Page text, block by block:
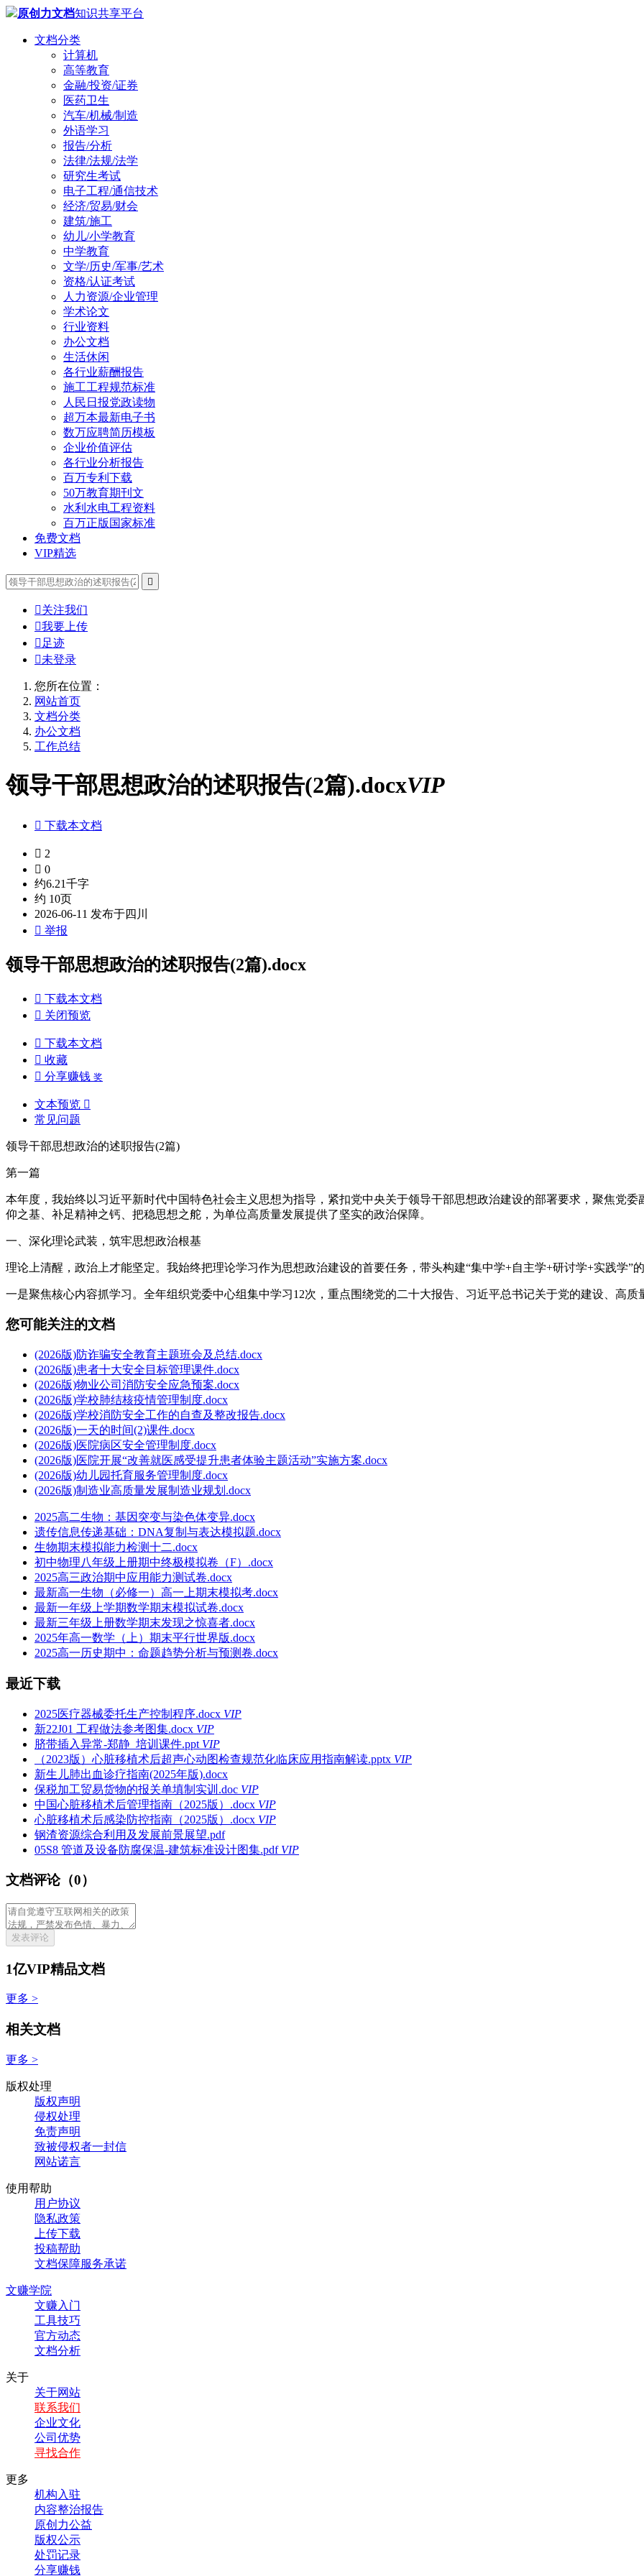
原创力文档知识共享平台
文档分类
计算机
高等教育
金融/投资/证券
医药卫生
汽车/机械/制造
外语学习
报告/分析
法律/法规/法学
研究生考试
电子工程/通信技术
经济/贸易/财会
建筑/施工
幼儿/小学教育
中学教育
文学/历史/军事/艺术
资格/认证考试
人力资源/企业管理
学术论文
行业资料
办公文档
生活休闲
各行业薪酬报告
施工工程规范标准
人民日报党政读物
超万本最新电子书
数万应聘简历模板
企业价值评估
各行业分析报告
百万专利下载
50万教育期刊文
水利水电工程资料
百万正版国家标准
免费文档
VIP精选

关注我们
我要上传
 足迹
未登录
您所在位置：
网站首页
文档分类
办公文档
工作总结
领导干部思想政治的述职报告(2篇).docxVIP
 下载本文档
 2
 0
约6.21千字
约 10页
2026-06-11 发布于四川
 举报
领导干部思想政治的述职报告(2篇).docx
 下载本文档
 关闭预览
 下载本文档
 收藏
 分享赚钱 奖
文本预览 
常见问题
领导干部思想政治的述职报告(2篇)
第一篇
本年度，我始终以习近平新时代中国特色社会主义思想为指导，紧扣党中央关于领导干部思想政治建设的部署要求，聚焦党
仰之基、补足精神之钙、把稳思想之舵，为单位高质量发展提供了坚实的政治保障。
一、深化理论武装，筑牢思想政治根基
理论上清醒，政治上才能坚定。我始终把理论学习作为思想政治建设的首要任务，带头构建“集中学+自主学+研讨学+实践学”
一是聚焦核心内容抓学习。全年组织党委中心组集中学习12次，重点围绕党的二十大报告、习近平总书记关于党的建设、高质
您可能关注的文档
(2026版)防诈骗安全教育主题班会及总结.docx
(2026版)患者十大安全目标管理课件.docx
(2026版)物业公司消防安全应急预案.docx
(2026版)学校肺结核疫情管理制度.docx
(2026版)学校消防安全工作的自查及整改报告.docx
(2026版)一天的时间(2)课件.docx
(2026版)医院病区安全管理制度.docx
(2026版)医院开展“改善就医感受提升患者体验主题活动”实施方案.docx
(2026版)幼儿园托育服务管理制度.docx
(2026版)制造业高质量发展制造业规划.docx
2025高二生物：基因突变与染色体变异.docx
遗传信息传递基础：DNA复制与表达模拟题.docx
生物期末模拟能力检测十二.docx
初中物理八年级上册期中终极模拟卷（F）.docx
2025高三政治期中应用能力测试卷.docx
最新高一生物（必修一）高一上期末模拟考.docx
最新一年级上学期数学期末模拟试卷.docx
最新三年级上册数学期末发现之惊喜者.docx
2025年高一数学（上）期末平行世界版.docx
2025高一历史期中：命题趋势分析与预测卷.docx
最近下载
2025医疗器械委托生产控制程序.docx VIP
新22J01 工程做法参考图集.docx VIP
脐带插入异常-郑静_培训课件.ppt VIP
（2023版）心脏移植术后超声心动图检查规范化临床应用指南解读.pptx VIP
新生儿肺出血诊疗指南(2025年版).docx
保税加工贸易货物的报关单填制实训.doc VIP
中国心脏移植术后管理指南（2025版）.docx VIP
心脏移植术后感染防控指南（2025版）.docx VIP
钢渣资源综合利用及发展前景展望.pdf
05S8 管道及设备防腐保温-建筑标准设计图集.pdf VIP
文档评论（0）
发表评论
1亿VIP精品文档
更多 >
相关文档
更多 >
版权处理
版权声明
侵权处理
免责声明
致被侵权者一封信
网站诺言
使用帮助
用户协议
隐私政策
上传下载
投稿帮助
文档保障服务承诺
文赚学院
文赚入门
工具技巧
官方动态
文档分析
关于
关于网站
联系我们
企业文化
公司优势
寻找合作
更多
机构入驻
内容整治报告
原创力公益
版权公示
处罚记录
分享赚钱